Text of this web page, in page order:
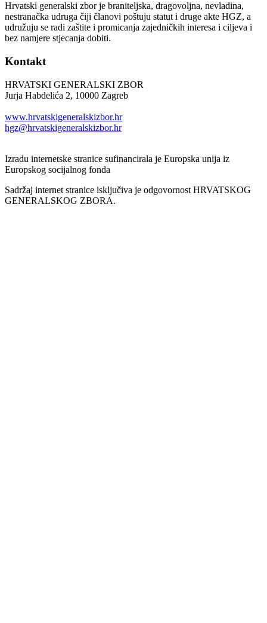
Hrvatski generalski zbor je braniteljska, dragovoljna, nevladina,
nestranačka udruga čiji članovi poštuju statut i druge akte HGZ, a
udružuju se radi zaštite i promicanja zajedničkih interesa i ciljeva i
bez namjere stjecanja dobiti.
Kontakt
HRVATSKI GENERALSKI ZBOR
Jurja Habdelića 2, 10000 Zagreb
www.hrvatskigeneralskizbor.hr
hgz@hrvatskigeneralskizbor.hr
Izradu internetske stranice sufinancirala je Europska unija iz
Europskog socijalnog fonda
Sadržaj internet stranice isključiva je odgovornost HRVATSKOG
GENERALSKOG ZBORA.